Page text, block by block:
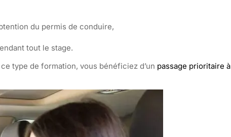
du permis de conduire,
tout le stage.
type de formation, vous bénéficiez d’un passage prioritaire à